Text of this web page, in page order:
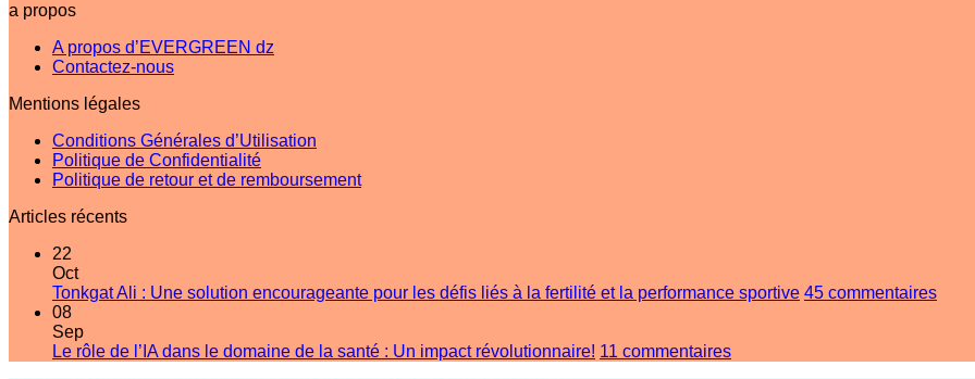
a propos
A propos d’EVERGREEN dz
Contactez-nous
Mentions légales
Conditions Générales d’Utilisation
Politique de Confidentialité
Politique de retour et de remboursement
Articles récents
22
Oct
Tonkgat Ali : Une solution encourageante pour les défis liés à la fertilité et la performance sportive 45 commentairessur
08
Sep
Le rôle de l’IA dans le domaine de la santé : Un impact révolutionnaire! 11 commentairessur